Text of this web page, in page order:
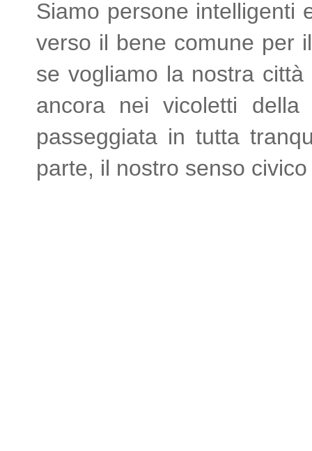
Siamo persone intelligenti
verso il bene comune per
se vogliamo la nostra
ancora nei vicoletti
passeggiata in tutta
parte, il nostro senso